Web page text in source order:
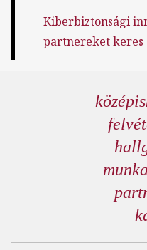
Kiberbiztonsági
partnereket keres